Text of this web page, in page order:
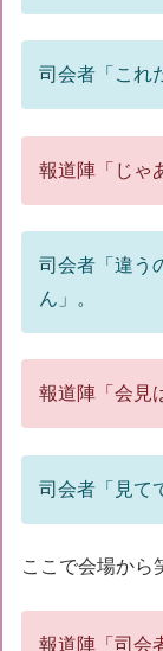
司会者「これ
報道陣「じゃ
司会者「違う
ん」。
報道陣「会見
司会者「見て
ここで会場から
報道陣「司会